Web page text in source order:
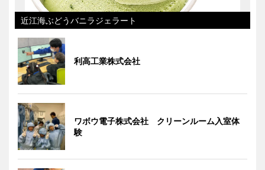
近江海ぶどうバニラジェラート
利高工業株式会社
ワボウ電子株式会社 クリーンルーム入室体
験